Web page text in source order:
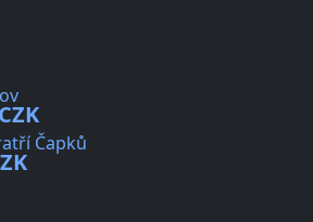
Čapků